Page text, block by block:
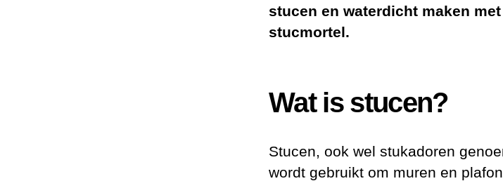
stucen en waterdicht maken
stucmortel.
Wat is stucen?
Stucen, ook wel stukadoren
wordt gebruikt om muren en